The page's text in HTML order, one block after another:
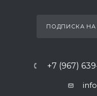
ПОДПИСКА НА
+7 (967)